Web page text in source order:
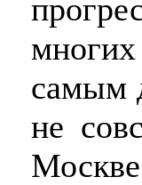
самым
не
Москве